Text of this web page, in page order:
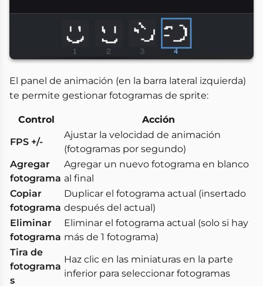
El panel de animación (en la barra lateral izquierda)
te permite gestionar fotogramas de sprite:
Control
Acción
FPS +/-
Ajustar la velocidad de animación
(fotogramas por segundo)
Agregar
fotograma
Agregar un nuevo fotograma en blanco
al final
Copiar
fotograma
Duplicar el fotograma actual (insertado
después del actual)
Eliminar
fotograma
Eliminar el fotograma actual (solo si hay
más de 1 fotograma)
Tira de
fotograma
s
Haz clic en las miniaturas en la parte
inferior para seleccionar fotogramas